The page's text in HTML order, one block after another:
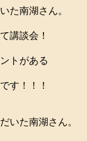
た南湖さん。
講談会！
トがある
す！！！
いた南湖さん。